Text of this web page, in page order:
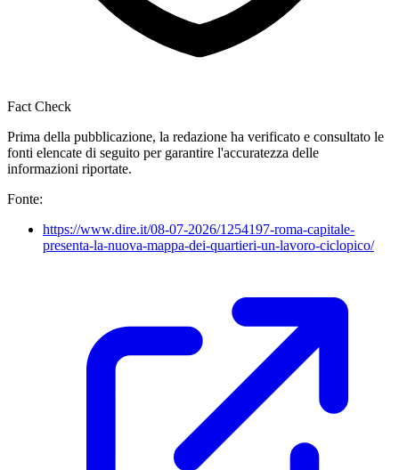
Fact Check
Prima della pubblicazione, la redazione ha verificato e consultato le
fonti elencate di seguito per garantire l'accuratezza delle
informazioni riportate.
Fonte:
https://www.dire.it/08-07-2026/1254197-roma-capitale-
presenta-la-nuova-mappa-dei-quartieri-un-lavoro-ciclopico/